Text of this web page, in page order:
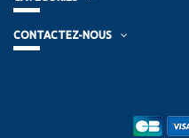
CONTACTEZ-NOUS